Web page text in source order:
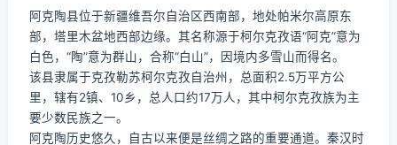
阿克陶县位于新疆维吾尔自治区西南部，地处帕米尔高原东
部，塔里木盆地西部边缘。其名称源于柯尔克孜语“阿克”意为
白色，“陶”意为群山，合称“白山”，因境内多雪山而得名。
该县隶属于克孜勒苏柯尔克孜自治州，总面积2.5万平方公
里，辖有2镇、10乡，总人口约17万人，其中柯尔克孜族为主
要少数民族之一。
阿克陶历史悠久，自古以来便是丝绸之路的重要通道。秦汉时